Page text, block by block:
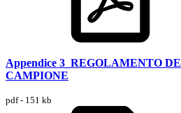
Appendice 3_REGOLAMENTO
CAMPIONE
pdf - 151 kb